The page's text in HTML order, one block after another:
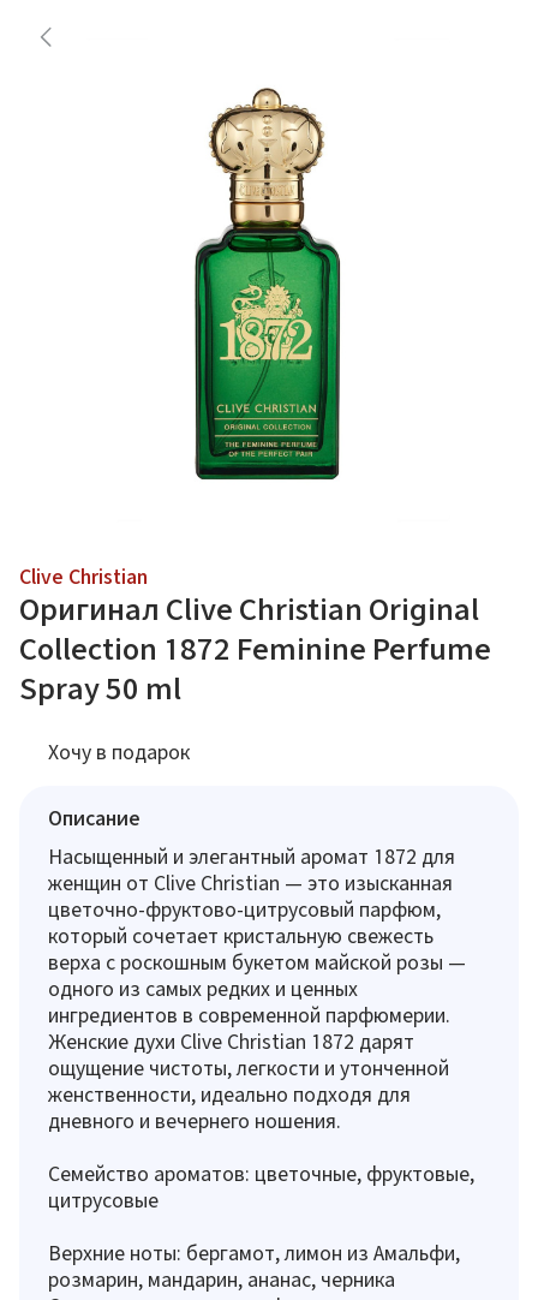
Clive Christian
Оригинал Clive Christian Original
Collection 1872 Feminine Perfume
Spray 50 ml
Хочу в подарок
Описание
Насыщенный и элегантный аромат 1872 для
женщин от Clive Christian — это изысканная
цветочно-фруктово-цитрусовый парфюм,
который сочетает кристальную свежесть
верха с роскошным букетом майской розы —
одного из самых редких и ценных
ингредиентов в современной парфюмерии.
Женские духи Clive Christian 1872 дарят
ощущение чистоты, легкости и утонченной
женственности, идеально подходя для
дневного и вечернего ношения.
Семейство ароматов: цветочные, фруктовые,
цитрусовые
Верхние ноты: бергамот, лимон из Амальфи,
розмарин, мандарин, ананас, черника